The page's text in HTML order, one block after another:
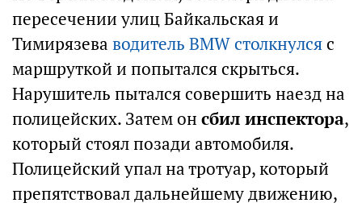
пересечении улиц Байкальская и
Тимирязева водитель BMW столкнулсяс
маршруткой и попытался скрыться.
Нарушитель пытался совершить наезд на
полицейских. Затем он сбил инспектора,
который стоял позади автомобиля.
Полицейский упал на тротуар, который
препятствовал дальнейшему движению,